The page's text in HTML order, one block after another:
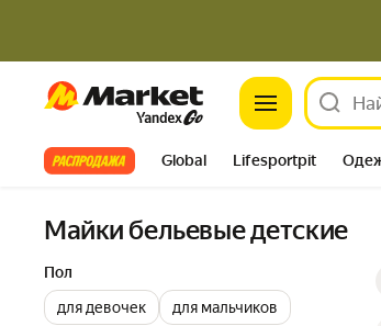
Market
Все хиты Global Lifesportpit
Майки бельевые детские
Пол
для девочек
для мальчиков